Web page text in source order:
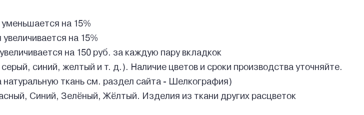
на 15%
на 15%
на 150 руб. за каждую пару вкладкок
синий, желтый и т. д.). Наличие цветов и сроки производства уточняйте.
натуральную ткань см. раздел сайта - Шелкография)
Синий, Зелёный, Жёлтый. Изделия из ткани других расцветок